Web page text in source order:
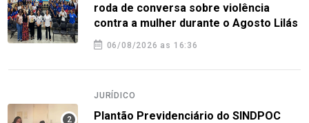
roda de conversa sobre violência
contra a mulher durante o Agosto Lilás
06/08/2026 as 16:36
JURÍDICO
Plantão Previdenciário do SINDPOC